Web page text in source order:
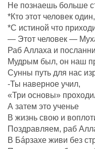
Не познаешь больше
*Кто этот человек
*С истиной что
— Этот человек —
Раб Аллаха и
Мудрым был, он наш
Сунны путь для нас
-Ты наверное учил,
«Три основы»
А затем это ученье
В жизнь свою и
Поздравляем, раб
В Бáрзахе живи без